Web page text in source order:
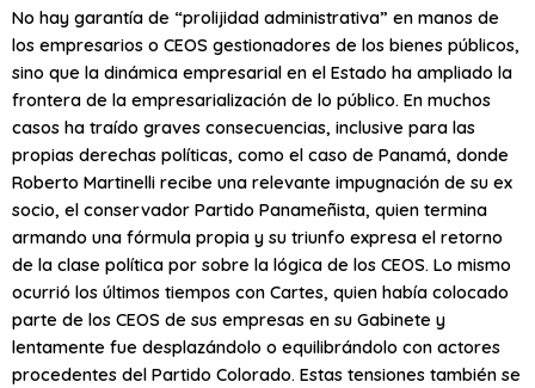
No hay garantía de “prolijidad administrativa” en manos de
los empresarios o CEOS gestionadores de los bienes públicos,
sino que la dinámica empresarial en el Estado ha ampliado la
frontera de la empresarialización de lo público. En muchos
casos ha traído graves consecuencias, inclusive para las
propias derechas políticas, como el caso de Panamá, donde
Roberto Martinelli recibe una relevante impugnación de su ex
socio, el conservador Partido Panameñista, quien termina
armando una fórmula propia y su triunfo expresa el retorno
de la clase política por sobre la lógica de los CEOS. Lo mismo
ocurrió los últimos tiempos con Cartes, quien había colocado
parte de los CEOS de sus empresas en su Gabinete y
lentamente fue desplazándolo o equilibrándolo con actores
procedentes del Partido Colorado. Estas tensiones también se